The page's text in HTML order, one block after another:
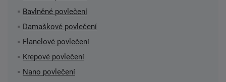
Bavlněné povlečení
Damaškové povlečení
Flanelové povlečení
Krepové povlečení
Nano povlečení